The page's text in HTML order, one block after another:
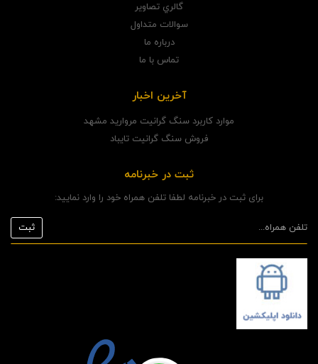
گالري تصاوير
سوالات متداول
درباره ما
تماس با ما
آخرین اخبار
موارد کاربرد سنگ گرانیت مروارید مشهد
فروش سنگ گرانیت تایباد
ثبت در خبرنامه
برای ثبت در خبرنامه لطفا تلفن همراه خود را وارد نمایید: